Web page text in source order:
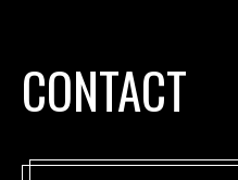
CONTACT